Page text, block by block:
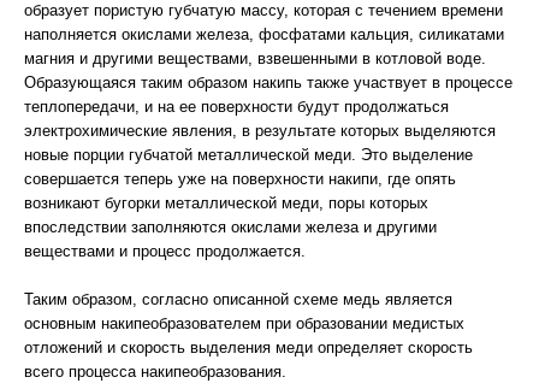
образует пористую губчатую массу, которая с течением времени
наполняется окислами железа, фосфатами кальция, силикатами
магния и другими веществами, взвешенными в котловой воде.
Образующаяся таким образом накипь также участвует в процессе
теплопередачи, и на ее поверхности будут продолжаться
электрохимические явления, в результате которых выделяются
новые порции губчатой металлической меди. Это выделение
совершается теперь уже на поверхности накипи, где опять
возникают бугорки металлической меди, поры которых
впоследствии заполняются окислами железа и другими
веществами и процесс продолжается.
Таким образом, согласно описанной схеме медь является
основным накипеобразователем при образовании медистых
отложений и скорость выделения меди определяет скорость
всего процесса накипеобразования.